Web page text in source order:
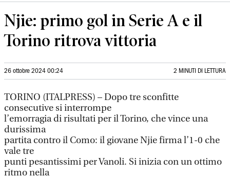
Njie: primo gol in Serie A e il
Torino ritrova vittoria
26 ottobre 2024 00:24 2 MINUTI DI LETTURA
TORINO (ITALPRESS) – Dopo tre sconfitte
consecutive si interrompe
l’emorragia di risultati per il Torino, che vince una
durissima
partita contro il Como: il giovane Njie firma l’1-0 che
vale tre
punti pesantissimi per Vanoli. Si inizia con un ottimo
ritmo nella